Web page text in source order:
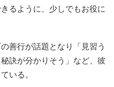
るように、少しでもお役に
善行が話題となり「見習う
訣が分かりそう」など、彼
いる。